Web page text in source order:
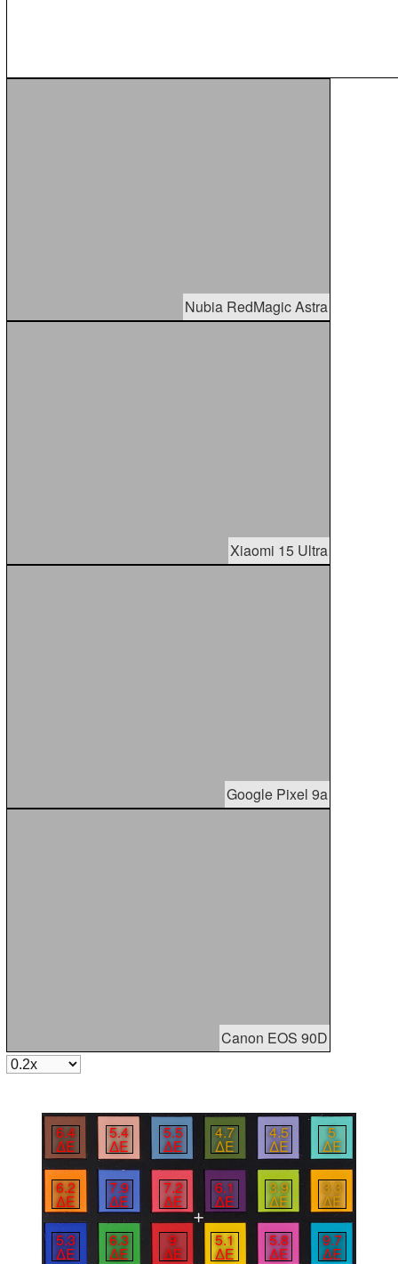
Nubia RedMagic Astra
Xiaomi 15 Ultra
Google Pixel 9a
Canon EOS 90D
6.4
∆E
5.4
∆E
5.5
∆E
4.7
∆E
4.5
∆E
5
∆E
6.2
∆E
7.9
∆E
7.2
∆E
6.1
∆E
3.9
∆E
3.3
∆E
5.3
∆E
6.3
∆E
9
∆E
5.1
∆E
5.8
∆E
9.7
∆E